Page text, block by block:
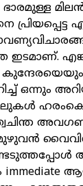
ഇടമാണ്.
ഒന്നും